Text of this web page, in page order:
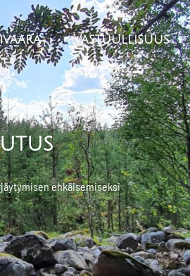
 Vastuullisuus 
ehkäisemiseksi